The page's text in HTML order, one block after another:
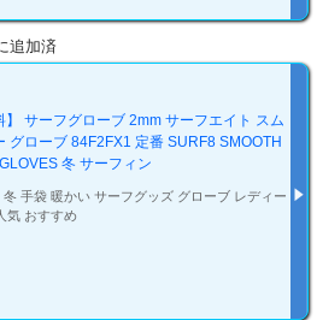
追加済
】 サーフグローブ 2mm サーフエイト スム
グローブ 84F2FX1 定番 SURF8 SMOOTH
冬 サーフィン
手袋 暖かい サーフグッズ グローブ レディー
気 おすすめ